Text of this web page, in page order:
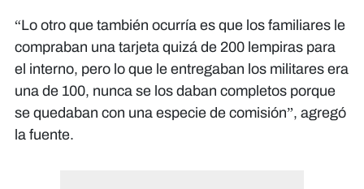
“Lo otro que también ocurría es que los familiares le
compraban una tarjeta quizá de 200 lempiras para
el interno, pero lo que le entregaban los militares era
una de 100, nunca se los daban completos porque
se quedaban con una especie de comisión”, agregó
la fuente.